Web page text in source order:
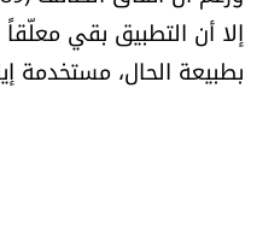
إلا أن التطبيق بقي
بطبيعة الحال، مستخدمة